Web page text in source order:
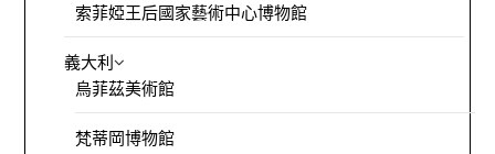
索菲婭王后國家藝術中心博物館
義大利
烏菲茲美術館
梵蒂岡博物館